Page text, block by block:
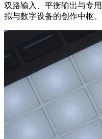
双路输入、平衡输出与专
拟与数字设备的创作中枢。